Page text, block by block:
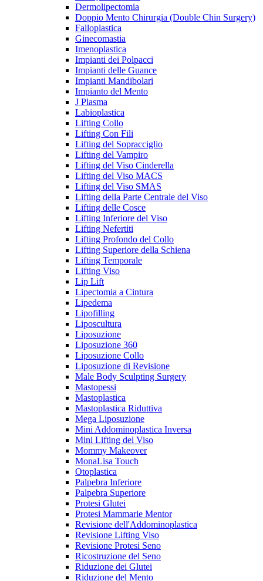
Dermolipectomia
Doppio Mento Chirurgia (Double Chin Surgery)
Falloplastica
Ginecomastia
Imenoplastica
Impianti dei Polpacci
Impianti delle Guance
Impianti Mandibolari
Impianto del Mento
J Plasma
Labioplastica
Lifting Collo
Lifting Con Fili
Lifting del Sopracciglio
Lifting del Vampiro
Lifting del Viso Cinderella
Lifting del Viso MACS
Lifting del Viso SMAS
Lifting della Parte Centrale del Viso
Lifting delle Cosce
Lifting Inferiore del Viso
Lifting Nefertiti
Lifting Profondo del Collo
Lifting Superiore della Schiena
Lifting Temporale
Lifting Viso
Lip Lift
Lipectomia a Cintura
Lipedema
Lipofilling
Liposcultura
Liposuzione
Liposuzione 360
Liposuzione Collo
Liposuzione di Revisione
Male Body Sculpting Surgery
Mastopessi
Mastoplastica
Mastoplastica Riduttiva
Mega Liposuzione
Mini Addominoplastica Inversa
Mini Lifting del Viso
Mommy Makeover
MonaLisa Touch
Otoplastica
Palpebra Inferiore
Palpebra Superiore
Protesi Glutei
Protesi Mammarie Mentor
Revisione dell'Addominoplastica
Revisione Lifting Viso
Revisione Protesi Seno
Ricostruzione del Seno
Riduzione dei Glutei
Riduzione del Mento